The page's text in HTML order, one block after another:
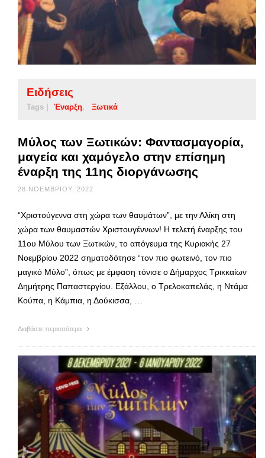
Ειδήσεις
Tags | Έναρξη Ξωτικά
Μύλος των Ξωτικών: Φαντασμαγορία,
μαγεία και χαμόγελο στην επίσημη
έναρξη της 11ης διοργάνωσης
28 ΝΟΕΜΒΡΊΟΥ, 2022
“Χριστούγεννα στη χώρα των θαυμάτων”, με την Αλίκη στη
χώρα των θαυμαστών Χριστουγέννων! Η τελετή έναρξης του
11ου Μύλου των Ξωτικών, το απόγευμα της Κυριακής 27
Νοεμβρίου 2022 σηματοδότησε “τον πιο φωτεινό, τον πιο
μαγικό Μύλο”, όπως με έμφαση τόνισε ο Δήμαρχος Τρικκαίων
Δημήτρης Παπαστεργίου. Εξάλλου, ο Τρελοκαπελάς, η Ντάμα
Κούπα, η Κάμπια, η Δούκισσα, …
Διαβάστε περισσότερα